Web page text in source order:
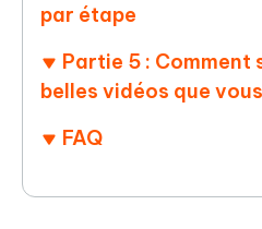
par étape
Partie 5 : Comment
belles vidéos que
FAQ